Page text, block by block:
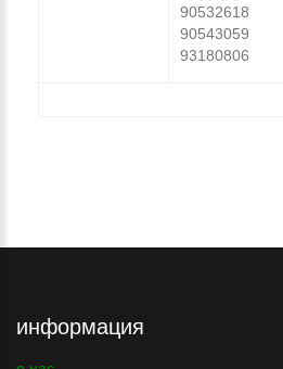
90532618
90543059
93180806
информация